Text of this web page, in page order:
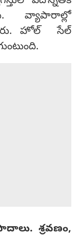
వ్యాపారాల్లో
హోల్ సేల్
శ్రవణం,